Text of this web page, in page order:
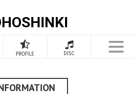
PROFILE DISC
TOP
PROFILE